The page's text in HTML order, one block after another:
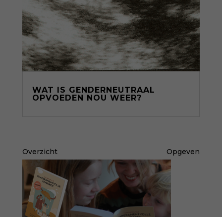
WAT IS GENDERNEUTRAAL
OPVOEDEN NOU WEER?
Overzicht Opgeven